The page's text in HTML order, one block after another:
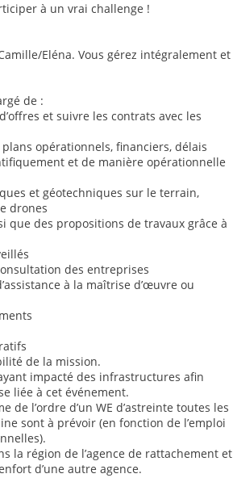
à un vrai challenge !
Eléna. Vous gérez intégralement et
de :
et suivre les contrats avec les
opérationnels, financiers, délais
et de manière opérationnelle
et géotechniques sur le terrain,
drones
que des propositions de travaux grâce à
des entreprises
à la maîtrise d’œuvre ou
de la mission.
impacté des infrastructures afin
liée à cet événement.
l’ordre d’un WE d’astreinte toutes les
sont à prévoir (en fonction de l’emploi
la région de l’agence de rattachement et
d’une autre agence.